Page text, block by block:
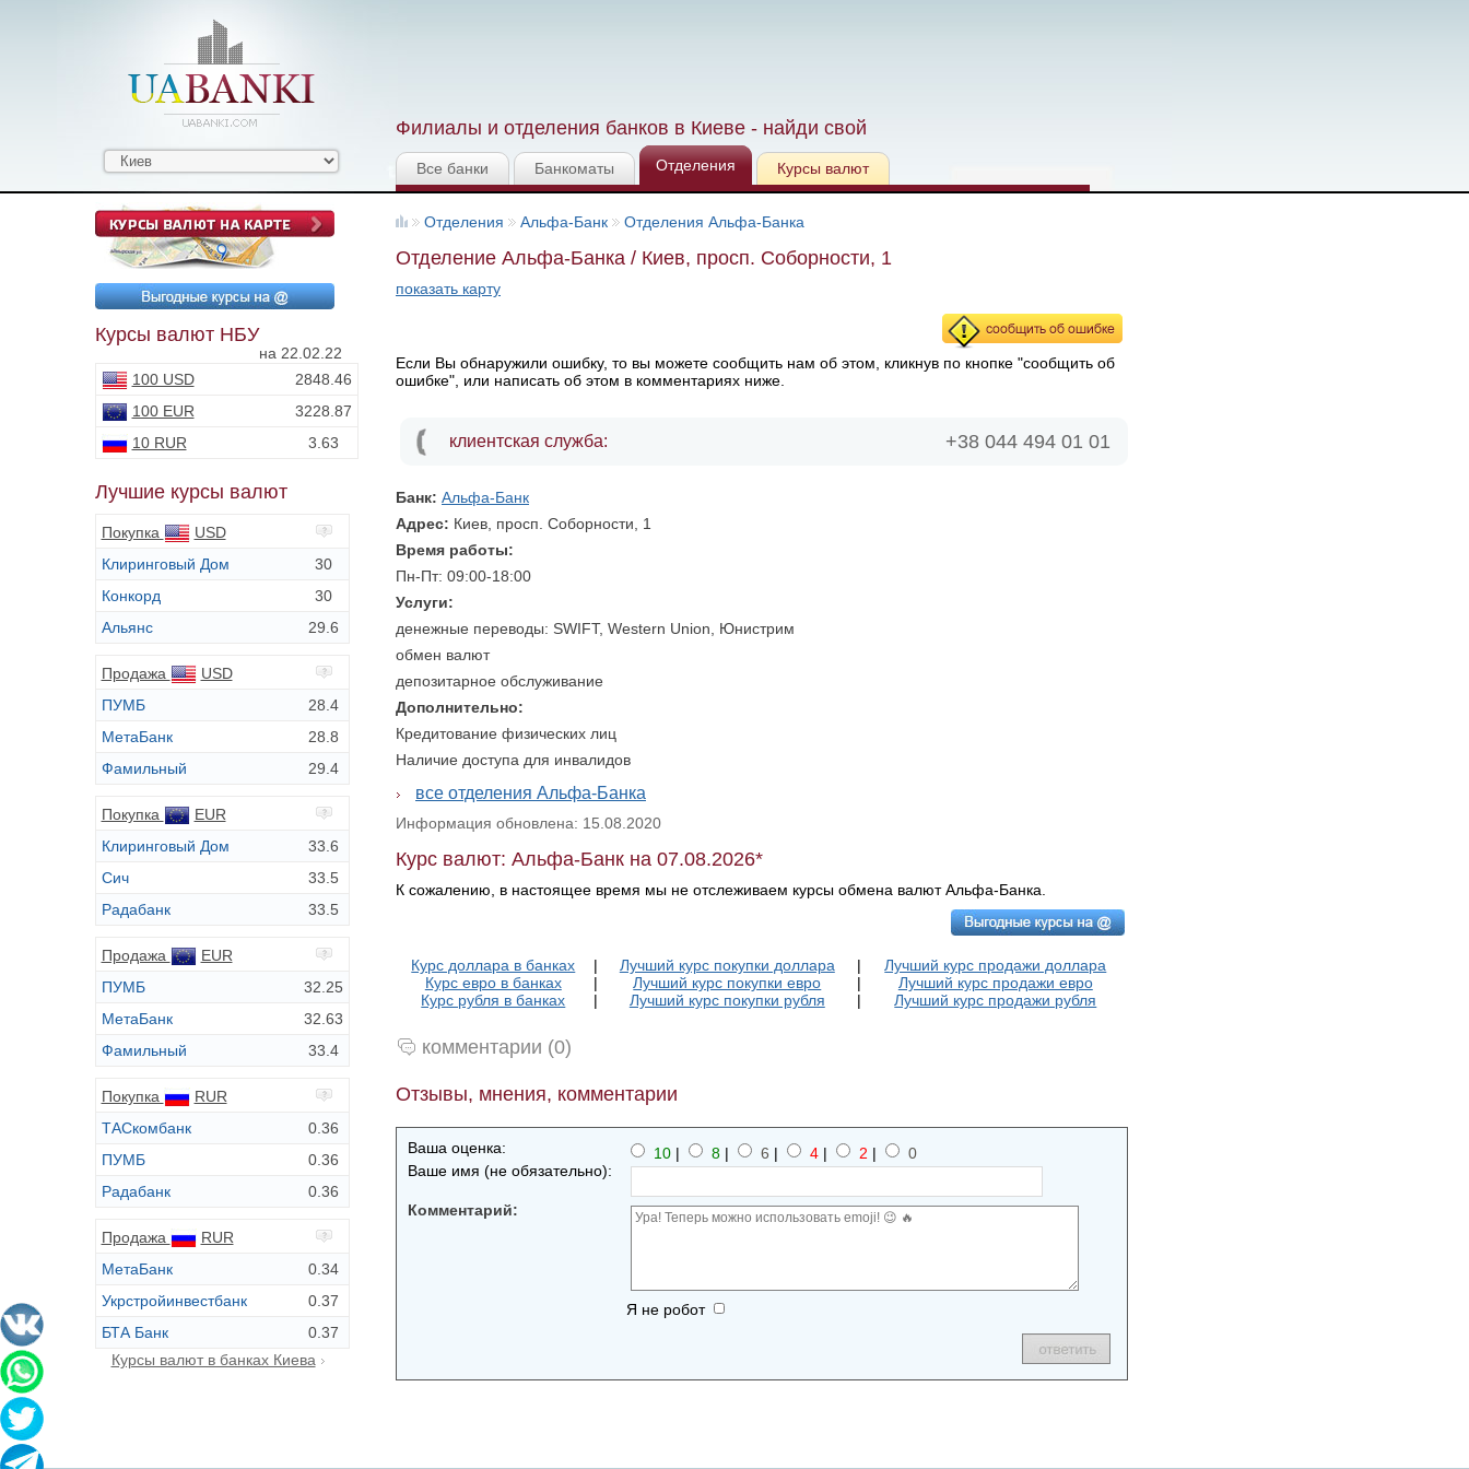
Филиалы и отделения банков в Киеве - найди свой
Все банки Банкоматы Отделения Курсы валют
Курсы валют НБУ
на 22.02.22
100 USD
2848.46
100 EUR
3228.87
10 RUR
3.63
Лучшие курсы валют
Покупка
USD
Клиринговый Дом
30
Конкорд
30
Альянс
29.6
Продажа
USD
ПУМБ
28.4
МетаБанк
28.8
Фамильный
29.4
Покупка
EUR
Клиринговый Дом
33.6
Сич
33.5
Радабанк
33.5
Продажа
EUR
ПУМБ
32.25
МетаБанк
32.63
Фамильный
33.4
Покупка
RUR
ТАСкомбанк
0.36
ПУМБ
0.36
Радабанк
0.36
Продажа
RUR
МетаБанк
0.34
Укрстройинвестбанк
0.37
БТА Банк
0.37
Курсы валют в банках Киева
Отделения Альфа-Банк Отделения Альфа-Банка
Отделение Альфа-Банка / Киев, просп. Соборности, 1
показать карту
Если Вы обнаружили ошибку, то вы можете сообщить нам об этом, кликнув по кнопке "сообщить об
ошибке", или написать об этом в комментариях ниже.
клиентская служба: +38 044 494 01 01
Банк: Альфа-Банк
Адрес: Киев, просп. Соборности, 1
Время работы:
Пн-Пт: 09:00-18:00
Услуги:
денежные переводы: SWIFT, Western Union, Юнистрим
обмен валют
депозитарное обслуживание
Дополнительно:
Кредитование физических лиц
Наличие доступа для инвалидов
все отделения Альфа-Банка
Информация обновлена: 15.08.2020
Курс валют: Альфа-Банк на 07.08.2026*
К сожалению, в настоящее время мы не отслеживаем курсы обмена валют Альфа-Банка.
Курс доллара в банках | Лучший курс покупки доллара |
Лучший курс продажи доллара
Курс евро в банках
| Лучший курс покупки евро |
Лучший курс продажи евро
Курс рубля в банках
| Лучший курс покупки рубля | Лучший курс продажи рубля
комментарии (0)
Отзывы, мнения, комментарии
Ваша оценка: 10 | 8 | 6 | 4 | 2 |
0
Ваше имя (не обязательно):
Комментарий:
Я не робот